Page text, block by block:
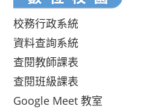
校務行政系統
資料查詢系統
查閱教師課表
查閱班級課表
Google Meet 教室